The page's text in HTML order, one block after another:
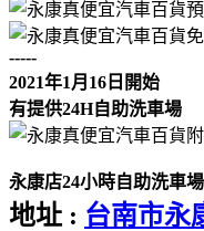
-----
2021年1月16日開始
有提供24H自助洗車場
永康店24小時自助洗車
地址 : 台南市永